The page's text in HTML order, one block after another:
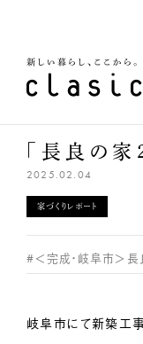
「長良の家
2025.02.04
家づくりレポート
#＜完成・岐阜市＞
岐阜市にて新築工事